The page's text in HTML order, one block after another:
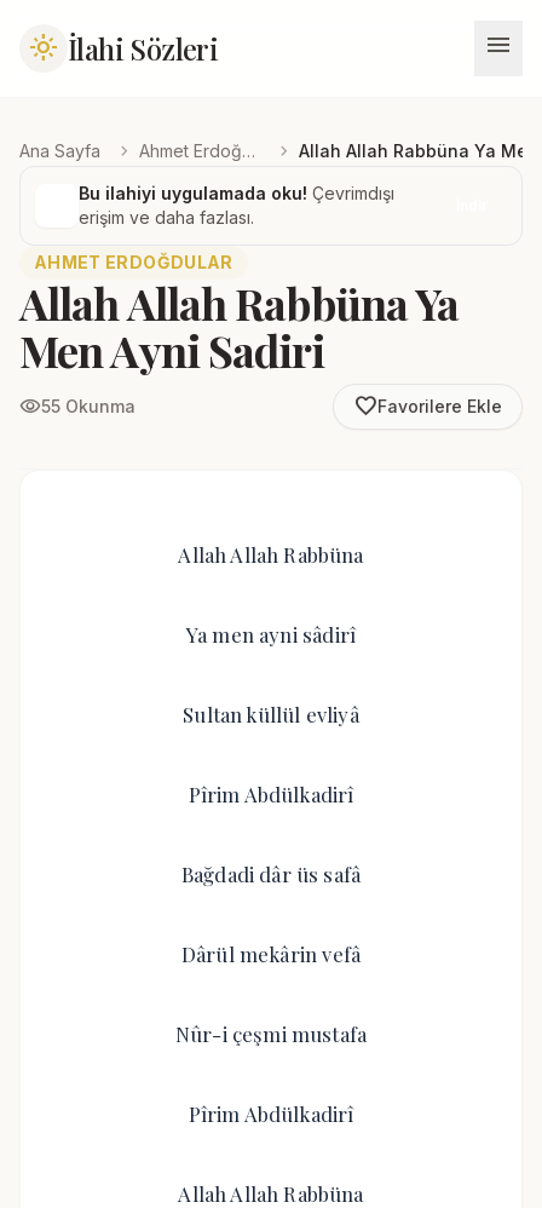
light_mode İlahi Sözleri menu
Ana Sayfa chevron_right Ahmet Erdoğdular chevron_right Allah Allah Rabbüna Ya
Bu ilahiyi uygulamada oku! Çevrimdışı
erişim ve daha fazlası.
AHMET ERDOĞDULAR
Allah Allah Rabbüna Ya
Men Ayni Sadiri
visibility55 Okunma favorite_borderFavorilere Ekle
Allah Allah Rabbüna
Ya men ayni sâdirî
Sultan küllül evliyâ
Pîrim Abdülkadirî
Bağdadi dâr üs safâ
Dârül mekârin vefâ
Nûr-i çeşmi mustafa
Pîrim Abdülkadirî
Allah Allah Rabbüna